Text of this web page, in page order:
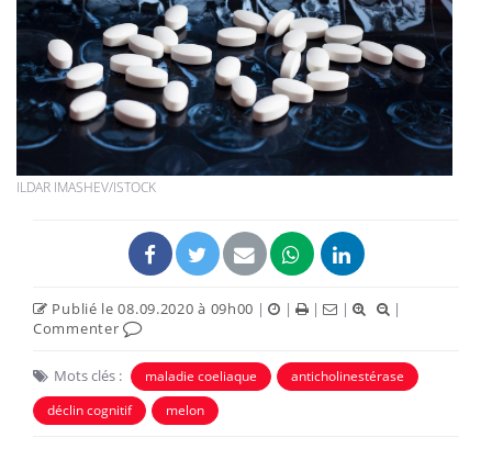
ILDAR IMASHEV/ISTOCK
Publié le 08.09.2020 à 09h00 | | | |
|
Commenter
Mots clés : maladie coeliaque
anticholinestérase
déclin cognitif
melon